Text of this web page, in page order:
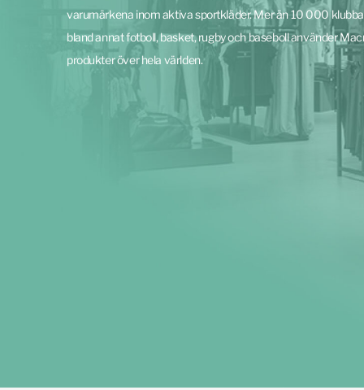
varumärkena inom aktiva sportkläder. Mer än 10 000
bland annat fotboll, basket, rugby och baseboll använder
produkter över hela världen.